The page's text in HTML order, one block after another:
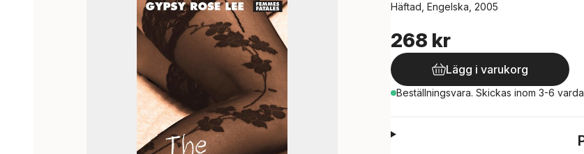
Häftad, Engelska, 2005
268 kr
Lägg i varukorg
Beställningsvara. Skickas inom 3-6